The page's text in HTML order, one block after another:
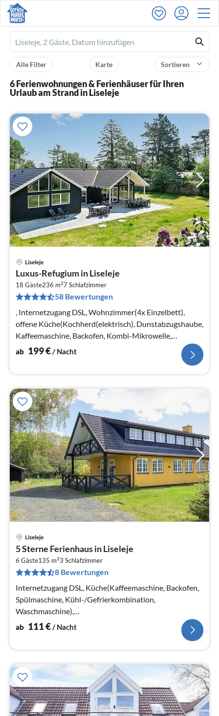
Ferienhausmiete
logo
Sortieren
Karte
Alle Filter
6 Ferienwohnungen & Ferienhäuser für Ihren
Urlaub am Strand in Liseleje
Liseleje
Luxus-Refugium in Liseleje
18 Gäste236 m27 Schlafzimmer
58 Bewertungen
, Internetzugang DSL, Wohnzimmer(4x Einzelbett),
offene Küche(Kochherd(elektrisch), Dunstabzugshaube,
Kaffeemaschine, Backofen, Kombi-Mikrowelle,
Spülmaschine, Tiefkühlschrank(60-9...
ab 199€/ Nacht
Liseleje
5 Sterne Ferienhaus in Liseleje
6 Gäste135 m23 Schlafzimmer
8 Bewertungen
Internetzugang DSL, Küche(Kaffeemaschine, Backofen,
Spülmaschine, Kühl-/Gefrierkombination,
Waschmaschine),
Wohn-/Schlafzimmer(Doppelklappbett , TV),
ab 111€/ Nacht